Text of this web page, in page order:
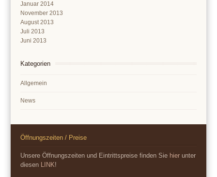
Januar 2014
November 2013
August 2013
Juli 2013
Juni 2013
Kategorien
Allgemein
News
Öffnungszeiten / Preise
Unsere Öffnungszeiten und Eintrittspreise finden Sie hier unter
diesen LINK!